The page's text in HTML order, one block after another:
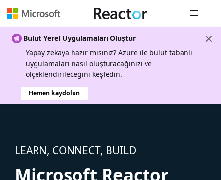
Bulut Yerel Uygulamaları Oluştur
Yapay zekaya hazır mısınız? Azure ile bulut tabanlı
uygulamaları nasıl oluşturacağınızı ve
ölçeklendirileceğini keşfedin.
Hemen kaydolun
LEARN, CONNECT, BUILD
Microsoft Reactor